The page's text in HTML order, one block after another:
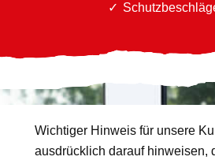
Wichtiger Hinweis für unsere
ausdrücklich darauf hinweisen,